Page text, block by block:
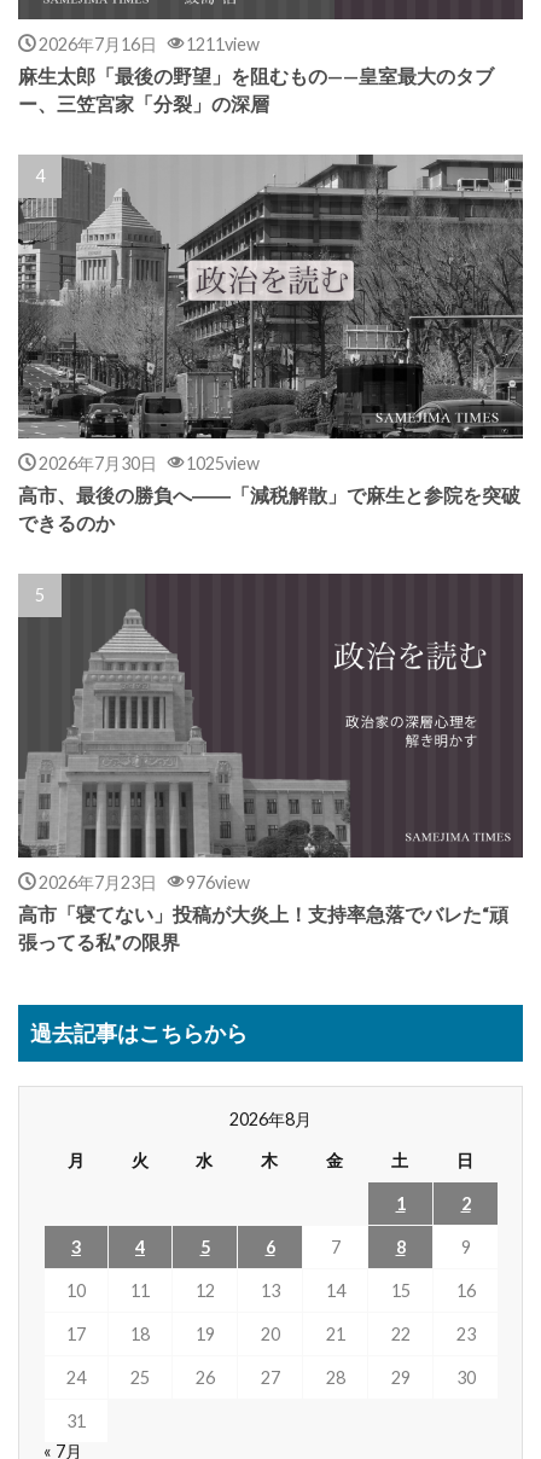
2026年7月16日 1211view
麻生太郎「最後の野望」を阻むもの——皇室最大のタブ
ー、三笠宮家「分裂」の深層
2026年7月30日 1025view
高市、最後の勝負へ――「減税解散」で麻生と参院を突破
できるのか
2026年7月23日 976view
高市「寝てない」投稿が大炎上！支持率急落でバレた“頑
張ってる私”の限界
過去記事はこちらから
2026年8月
月
火 水 木 金 土 日
1 2
3 4 5 6 7 8 9
10 11 12 13 14 15 16
17 18 19 20 21 22 23
24 25 26 27 28 29 30
31
« 7月